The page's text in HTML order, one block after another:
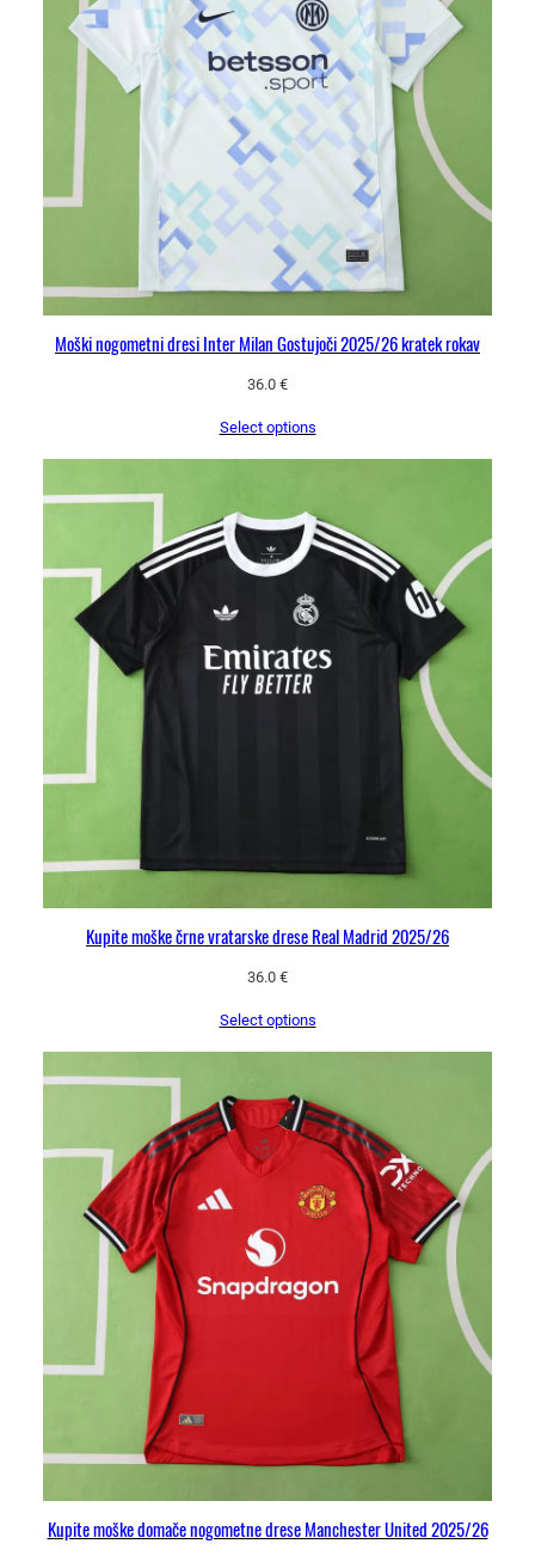
Moški nogometni dresi Inter Milan Gostujoči 2025/26 kratek rokav
36.0 €
Select options
Kupite moške črne vratarske drese Real Madrid 2025/26
36.0 €
Select options
Kupite moške domače nogometne drese Manchester United 2025/26